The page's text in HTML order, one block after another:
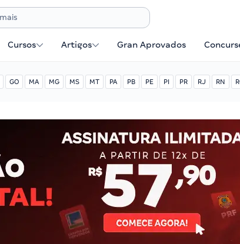
Cursos Artigos Gran Aprovados
GO MA MG MS MT PA PB PE PI PR RJ RN